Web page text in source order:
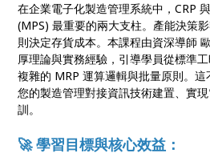
在企業電子化製造管理系統中，CRP
(MPS) 最重要的兩大支柱。產能決策
則決定存貨成本。本課程由資深導師
厚理論與實務經驗，引導學員從標準
複雜的 MRP 運算邏輯與批量原則。
您的製造管理對接資訊技術建置、實
訓。
🚀 學習目標與核心效益：